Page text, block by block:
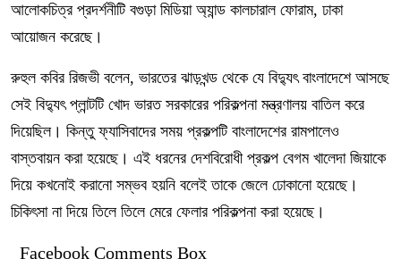
আলোকচিত্র প্রদর্শনীটি বগুড়া মিডিয়া অ্যান্ড কালচারাল ফোরাম, ঢাকা
আয়োজন করেছে।
রুহুল কবির রিজভী বলেন, ভারতের ঝাড়খন্ড থেকে যে বিদ্যুৎ বাংলাদেশে আসছে
সেই বিদ্যুৎ প্লান্টটি খোদ ভারত সরকারের পরিকল্পনা মন্ত্রণালয় বাতিল করে
দিয়েছিল। কিন্তু ফ্যাসিবাদের সময় প্রকল্পটি বাংলাদেশের রামপালেও
বাস্তবায়ন করা হয়েছে। এই ধরনের দেশবিরোধী প্রকল্প বেগম খালেদা জিয়াকে
দিয়ে কখনোই করানো সম্ভব হয়নি বলেই তাকে জেলে ঢোকানো হয়েছে।
চিকিৎসা না দিয়ে তিলে তিলে মেরে ফেলার পরিকল্পনা করা হয়েছে।
Facebook Comments Box